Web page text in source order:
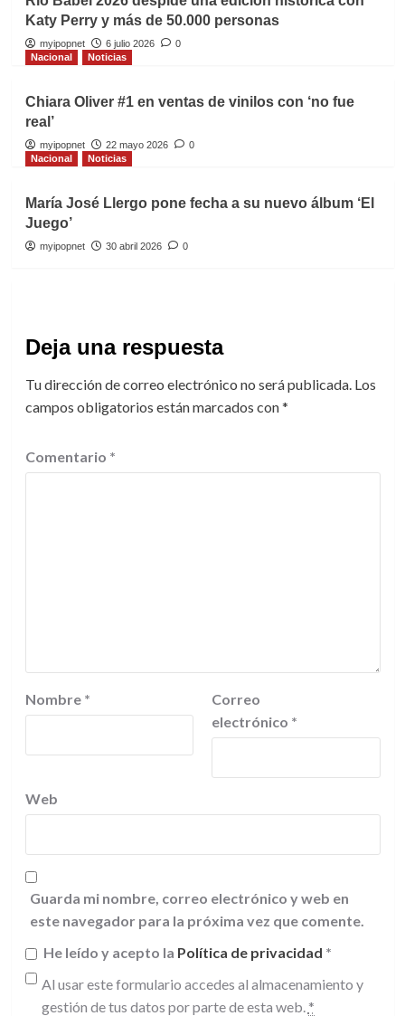
Katy Perry y más de 50.000 personas
myipopnet 6 julio 2026
0
Nacional
Noticias
Chiara Oliver #1 en ventas de vinilos con ‘no fue
real’
myipopnet 22 mayo 2026
0
Nacional
Noticias
María José Llergo pone fecha a su nuevo álbum ‘El
Juego’
myipopnet 30 abril 2026 0
Deja una respuesta
Tu dirección de correo electrónico no será publicada. Los
campos obligatorios están marcados con*
Comentario *
Nombre *
Correo
electrónico *
Web
Guarda mi nombre, correo electrónico y web en
este navegador para la próxima vez que comente.
He leído y acepto la Política de privacidad *
Al usar este formulario accedes al almacenamiento y
gestión de tus datos por parte de esta web. *